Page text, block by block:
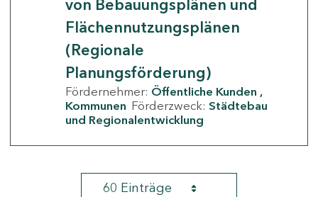
von Bebauungsplänen und
Flächennutzungsplänen
(Regionale
Planungsförderung)
Fördernehmer: Öffentliche Kunden
Kommunen Förderzweck: Städtebau
und Regionalentwicklung
60 Einträge